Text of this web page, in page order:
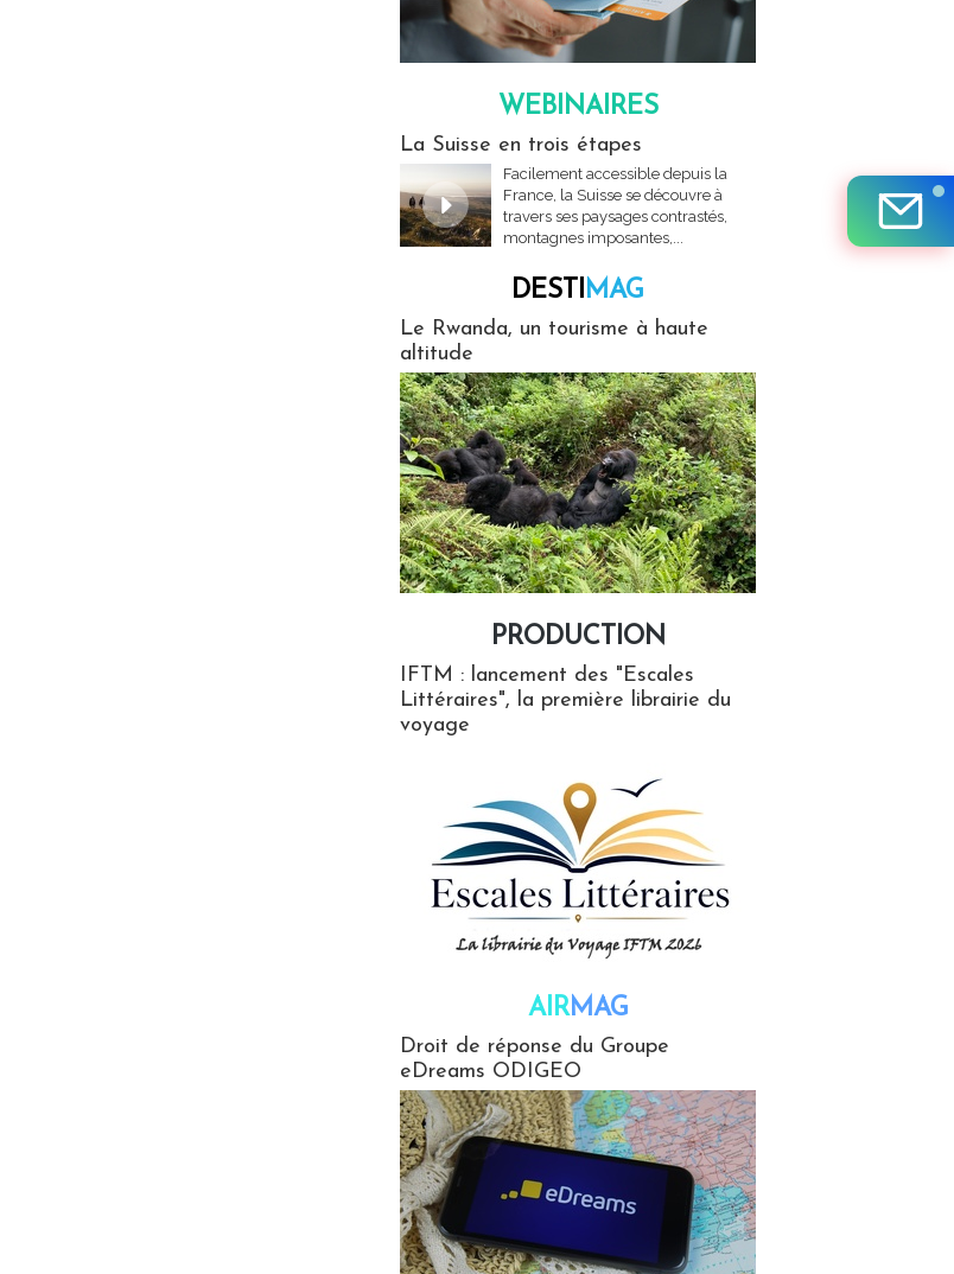
WEBINAIRES
La Suisse en trois étapes
Facilement accessible depuis la
France, la Suisse se découvre à
travers ses paysages contrastés,
montagnes imposantes,...
DESTIMAG
Le Rwanda, un tourisme à haute
altitude
PRODUCTION
IFTM : lancement des "Escales
Littéraires", la première librairie du
voyage
AIRMAG
Droit de réponse du Groupe
eDreams ODIGEO